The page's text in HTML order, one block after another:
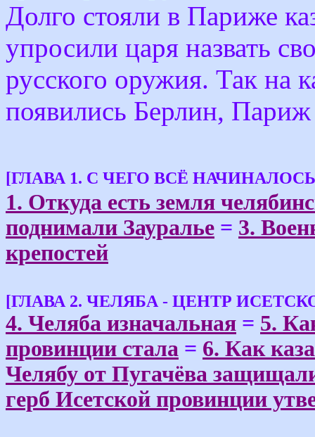
Долго стояли в Париже
упросили царя назвать
русского оружия. Так на
появились Берлин,
[ГЛАВА 1. С ЧЕГО ВСЁ
1. Откуда есть земля
поднимали Зауралье = 3.
крепостей
[ГЛАВА 2. ЧЕЛЯБА - ЦЕНТР
4. Челяба изначальная = 5.
провинции стала = 6. Как
Челябу от Пугачёва
герб Исетской провинции